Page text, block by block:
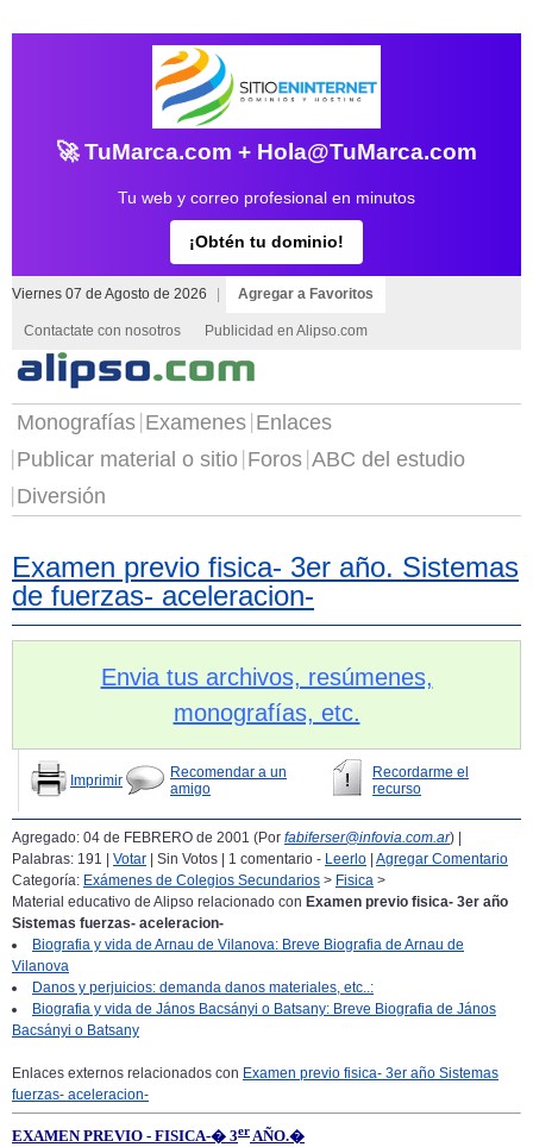
🚀 TuMarca.com + Hola@TuMarca.com
Tu web y correo profesional en minutos
¡Obtén tu dominio!
Viernes 07 de Agosto de 2026 Agregar a Favoritos
Contactate con nosotros Publicidad en Alipso.com
Monografías Examenes Enlaces
Publicar material o sitio Foros ABC del estudio
Diversión
Examen previo fisica- 3er año. Sistemas
de fuerzas- aceleracion-
Envia tus archivos, resúmenes,
monografías, etc.
Imprimir
Recomendar a un
amigo
Recordarme el
recurso
Agregado: 04 de FEBRERO de 2001 (Por fabiferser@infovia.com.ar) |
Palabras: 191 | Votar | Sin Votos | 1 comentario - Leerlo Agregar Comentario
Categoría: Exámenes de Colegios Secundarios > Fisica >
Material educativo de Alipso relacionado con Examen previo fisica- 3er año
Sistemas fuerzas- aceleracion-
Biografia y vida de Arnau de Vilanova: Breve Biografia de Arnau de
Vilanova
Danos y perjuicios: demanda danos materiales, etc..:
Biografia y vida de János Bacsányi o Batsany: Breve Biografia de János
Bacsányi o Batsany
Enlaces externos relacionados con Examen previo fisica- 3er año Sistemas
fuerzas- aceleracion-
EXAMEN PREVIO - FISICA-� 3erAÑO.�